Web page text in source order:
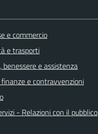
e commercio
e trasporti
benessere e assistenza
finanze e contravvenzioni
- Relazioni con il pubblico